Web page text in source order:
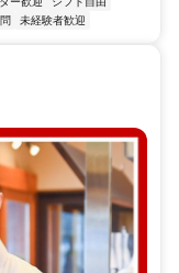
未経験者歓迎